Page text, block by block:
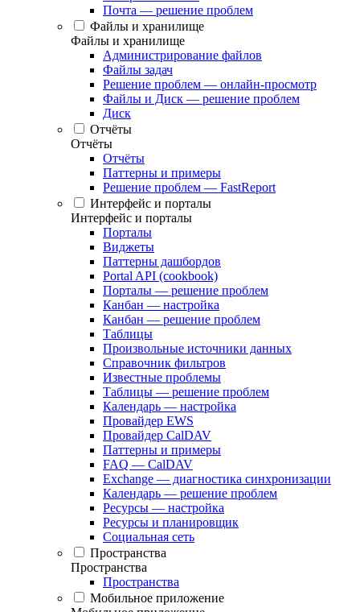
Почта — решение проблем
Файлы и хранилище
Файлы и хранилище
Администрирование файлов
Файлы задач
Решение проблем — онлайн-просмотр
Файлы и Диск — решение проблем
Диск
Отчёты
Отчёты
Отчёты
Паттерны и примеры
Решение проблем — FastReport
Интерфейс и порталы
Интерфейс и порталы
Порталы
Виджеты
Паттерны дашбордов
Portal API (cookbook)
Порталы — решение проблем
Канбан — настройка
Канбан — решение проблем
Таблицы
Произвольные источники данных
Справочник фильтров
Известные проблемы
Таблицы — решение проблем
Календарь — настройка
Провайдер EWS
Провайдер CalDAV
Паттерны и примеры
FAQ — CalDAV
Exchange — диагностика синхронизации
Календарь — решение проблем
Ресурсы — настройка
Ресурсы и планировщик
Социальная сеть
Пространства
Пространства
Пространства
Мобильное приложение